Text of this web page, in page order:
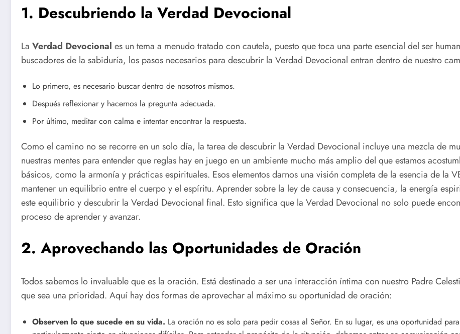
1. Descubriendo la Verdad Devocional
La Verdad Devocional es un tema a menudo tratado con cautela, puesto que toca una parte esencial del ser
buscadores de la sabiduría, los pasos necesarios para descubrir la Verdad Devocional entran dentro de nuestro
Lo primero, es necesario buscar dentro de nosotros mismos.
Después reflexionar y hacernos la pregunta adecuada.
Por último, meditar con calma e intentar encontrar la respuesta.
Como el camino no se recorre en un solo día, la tarea de descubrir la Verdad Devocional incluye una mezcla de
nuestras mentes para entender que reglas hay en juego en un ambiente mucho más amplio del que estamos
básicos, como la armonía y prácticas espirituales. Esos elementos darnos una visión completa de la esencia de la
mantener un equilibrio entre el cuerpo y el espíritu. Aprender sobre la ley de causa y consecuencia, la energía
este equilibrio y descubrir la Verdad Devocional final. Esto significa que la Verdad Devocional no solo puede
proceso de aprender y avanzar.
2. Aprovechando las Oportunidades de Oración
Todos sabemos lo invaluable que es la oración. Está destinado a ser una interacción íntima con nuestro Padre
que sea una prioridad. Aquí hay dos formas de aprovechar al máximo su oportunidad de oración:
Observen lo que sucede en su vida. La oración no es solo para pedir cosas al Señor. En su lugar, es una oportunidad